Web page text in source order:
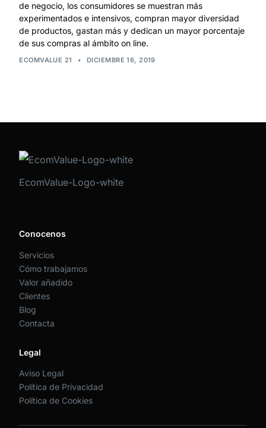
de negocio, los consumidores se muestran más
experimentados e intensivos, compran mayor diversidad
de productos, gastan más y dedican un mayor porcentaje
de sus compras al ámbito on line.
ECOMVALUE 21 • DICIEMBRE 16, 2019
EcomValue-Logo-white
Conocenos
Servicios
Cómo trabajamos
Valor añadido
Clientes
Blog
Contacta
Legal
Aviso Legal
Política de Privacidad
Política de Cookies